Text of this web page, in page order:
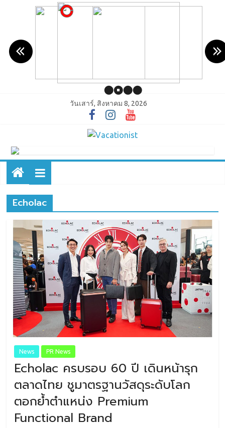
วันเสาร์, สิงหาคม 8, 2026
Echolac
News PR News
Echolac ครบรอบ 60 ปี เดินหน้ารุก
ตลาดไทย ชูมาตรฐานวัสดุระดับโลก
ตอกย้ำตำแหน่ง Premium
Functional Brand